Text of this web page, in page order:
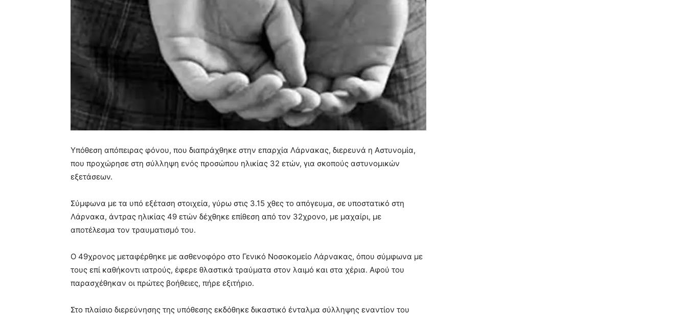
Υπόθεση απόπειρας φόνου, που διαπράχθηκε στην επαρχία Λάρνακας, διερευνά η Αστυνομία,
που προχώρησε στη σύλληψη ενός προσώπου ηλικίας 32 ετών, για σκοπούς αστυνομικών
εξετάσεων.
Σύμφωνα με τα υπό εξέταση στοιχεία, γύρω στις 3.15 χθες το απόγευμα, σε υποστατικό στη
Λάρνακα, άντρας ηλικίας 49 ετών δέχθηκε επίθεση από τον 32χρονο, με μαχαίρι, με
αποτέλεσμα τον τραυματισμό του.
Ο 49χρονος μεταφέρθηκε με ασθενοφόρο στο Γενικό Νοσοκομείο Λάρνακας, όπου σύμφωνα με
τους επί καθήκοντι ιατρούς, έφερε θλαστικά τραύματα στον λαιμό και στα χέρια. Αφού του
παρασχέθηκαν οι πρώτες βοήθειες, πήρε εξιτήριο.
Στο πλαίσιο διερεύνησης της υπόθεσης εκδόθηκε δικαστικό ένταλμα σύλληψης εναντίον του